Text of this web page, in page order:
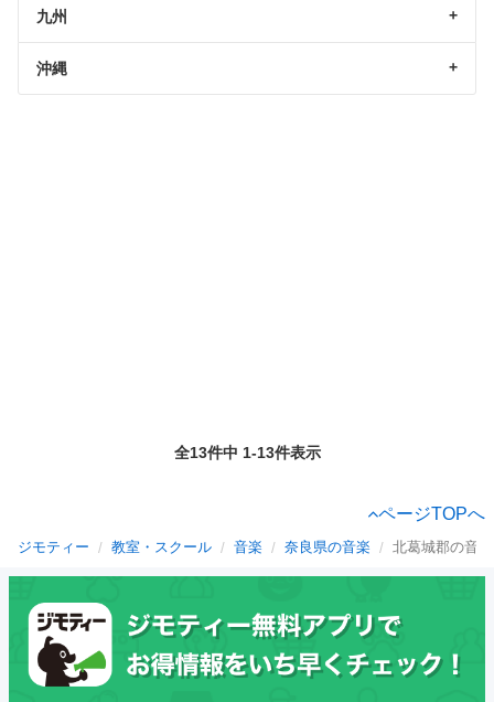
九州
沖縄
全13件中 1-13件表示
ページTOPへ
ジモティー 教室・スクール 音楽 奈良県の音楽 北葛城郡の音楽